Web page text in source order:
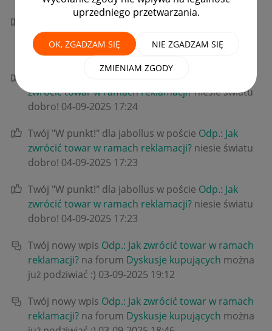
uprzedniego przetwarzania.
OK, ZGADZAM SIĘ NIE ZGADZAM SIĘ
ZMIENIAM ZGODY
Twój "W punkt!" dla jabollus w poście
zwrócić towar w ramach reklamacji?
dobro!‎04-09-202517:24
zwrócić towar w ramach reklamacji?niesie światu
dobro! ‎04-09-2025 17:24
Twój "W punkt!" dla jabollus w poście Odp.: Jak
zwrócić towar w ramach reklamacji? niesie światu
dobro! ‎04-09-2025 17:23
Twój "W punkt!" dla jabollus w poście Odp.: Jak
zwrócić towar w ramach reklamacji? niesie światu
dobro! ‎04-09-2025 17:23
Twój nowy wpis Odp.: Jak zwrócić towar w ramach
reklamacji? na forum Dyskusje kupujących można
już podziwiać :) ‎03-09-2025 19:12
Twój nowy wpis Odp.: Jak zwrócić towar w ramach
reklamacji? na forum Dyskusje kupujących można